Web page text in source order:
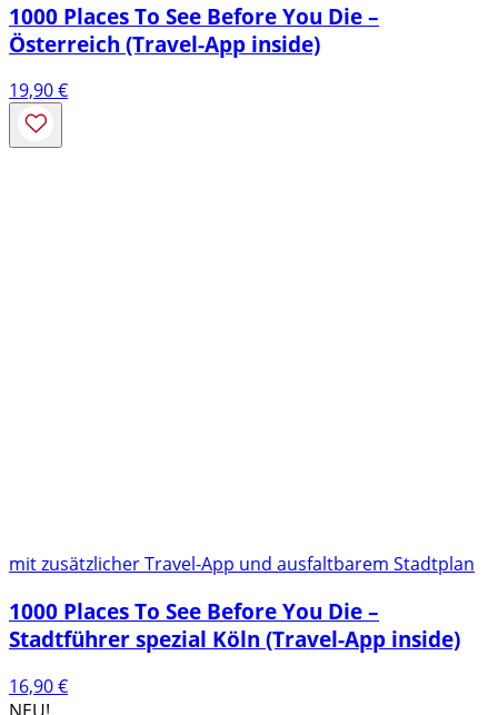
1000 Places To See Before You Die –
Österreich (Travel-App inside)
19,90€
mit zusätzlicher Travel-App und ausfaltbarem Stadtplan
1000 Places To See Before You Die –
Stadtführer spezial Köln (Travel-App inside)
16,90€